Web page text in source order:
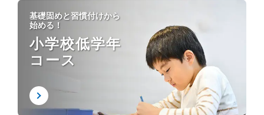
基礎固めと習慣付けから
始める！
小学校低学年
コース